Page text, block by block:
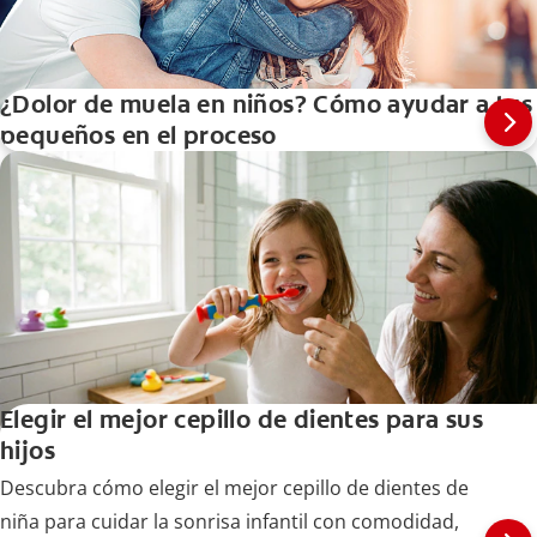
¿Dolor de muela en niños? Cómo ayudar a tus
pequeños en el proceso
Elegir el mejor cepillo de dientes para sus
hijos
Descubra cómo elegir el mejor cepillo de dientes de
niña para cuidar la sonrisa infantil con comodidad,